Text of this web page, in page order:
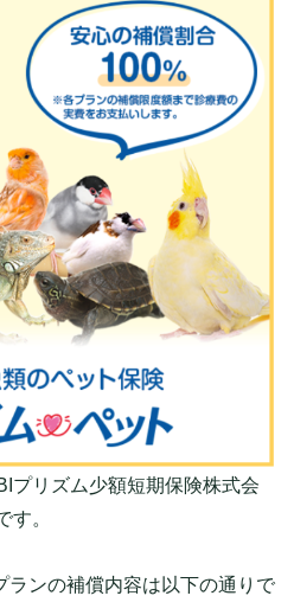
プリズム少額短期保険株式会
す。
ランの補償内容は以下の通りで